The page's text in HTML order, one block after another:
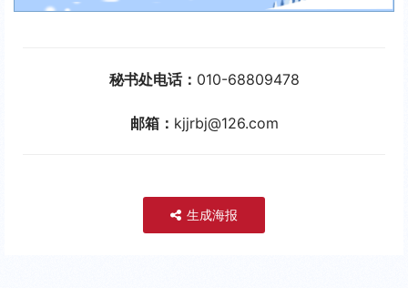
秘书处电话： 010-68809478
邮箱： kjjrbj@126.com
生成海报